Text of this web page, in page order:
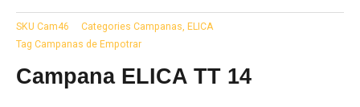
SKU Cam46 Categories Campanas, ELICA
Tag Campanas de Empotrar
Campana ELICA TT 14